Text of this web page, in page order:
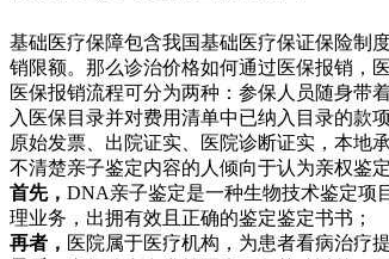
基础医疗保障包含我国基础医疗保证保险制
销限额。那么诊治价格如何通过医保报销，
医保报销流程可分为两种：参保人员随身带
入医保目录并对费用清单中已纳入目录的款
原始发票、出院证实、医院诊断证实，本地
不清楚亲子鉴定内容的人倾向于认为亲权鉴
首先， DNA亲子鉴定是一种生物技术鉴定项
理业务，出拥有效且正确的鉴定鉴定书书；
再者， 医院属于医疗机构，为患者看病治疗